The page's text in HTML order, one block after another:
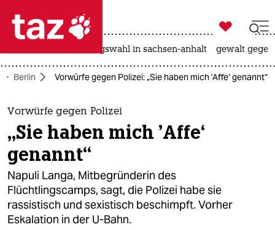
 taz zahl ich
taz zahl ich
themen
politik
öko
gesellschaft
kultur

taz zahl ich
landtagswahl in sachsen-anhalt gewalt
Berlin Vorwürfe gegen Polizei: „Sie haben mich ’Affe‘ genannt“
Vorwürfe gegen Polizei
„Sie haben mich ’Affe‘
genannt“
Napuli Langa, Mitbegründerin des
Flüchtlingscamps, sagt, die Polizei habe sie
rassistisch und sexistisch beschimpft. Vorher
Eskalation in der U-Bahn.